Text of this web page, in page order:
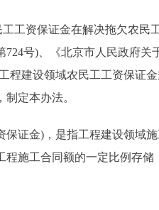
资保证金在解决拖欠农民
号)、《北京市人民政府关
程建设领域农民工工资保证
制定本办法。
金)，是指工程建设领域施
施工合同额的一定比例存